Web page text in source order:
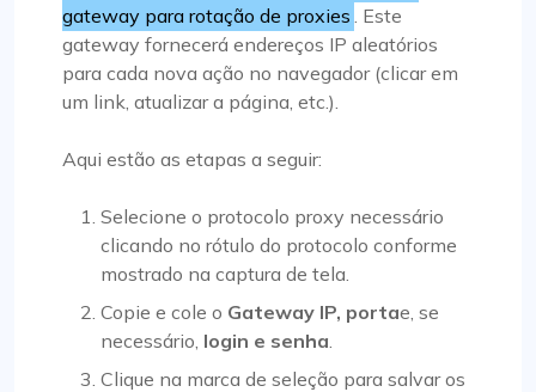
gateway para rotação de proxies . Este
gateway fornecerá endereços IP aleatórios
para cada nova ação no navegador (clicar em
um link, atualizar a página, etc.).
Aqui estão as etapas a seguir:
Selecione o protocolo proxy necessário
clicando no rótulo do protocolo conforme
mostrado na captura de tela.
Copie e cole o Gateway IP, portae, se
necessário, login e senha
Clique na marca de seleção para salvar os